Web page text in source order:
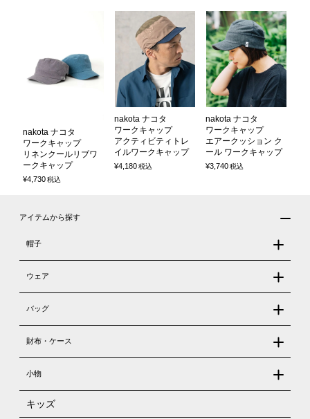
nakota ナコタ
ワークキャップ
リネンクールリブワ
ークキャップ
¥4,730税込
nakota ナコタ
ワークキャップ
アクティビティトレ
イルワークキャップ
¥4,180税込
nakota ナコタ
ワークキャップ
エアークッション ク
ール ワークキャップ
¥3,740税込
アイテムから探す
帽子
ウェア
バッグ
財布・ケース
小物
キッズ